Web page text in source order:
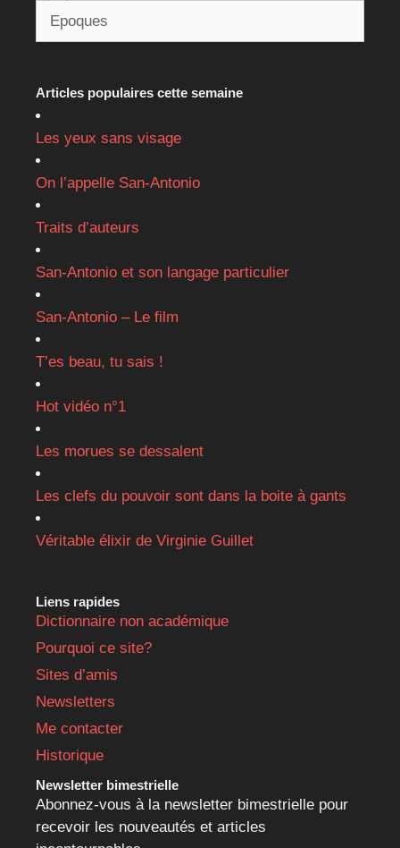
Articles populaires cette semaine
Les yeux sans visage
On l’appelle San-Antonio
Traits d’auteurs
San-Antonio et son langage particulier
San-Antonio – Le film
T’es beau, tu sais !
Hot vidéo n°1
Les morues se dessalent
Les clefs du pouvoir sont dans la boite à gants
Véritable élixir de Virginie Guillet
Liens rapides
Dictionnaire non académique
Pourquoi ce site?
Sites d’amis
Newsletters
Me contacter
Historique
Newsletter bimestrielle
Abonnez-vous à la newsletter bimestrielle pour
recevoir les nouveautés et articles